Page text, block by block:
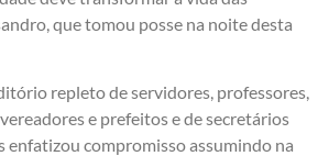
que tomou posse na noite desta
repleto de servidores, professores,
e prefeitos e de secretários
enfatizou compromisso assumindo na